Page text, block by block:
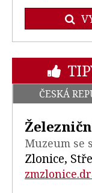
ČESKÁ
Muzeum se
Zlonice,